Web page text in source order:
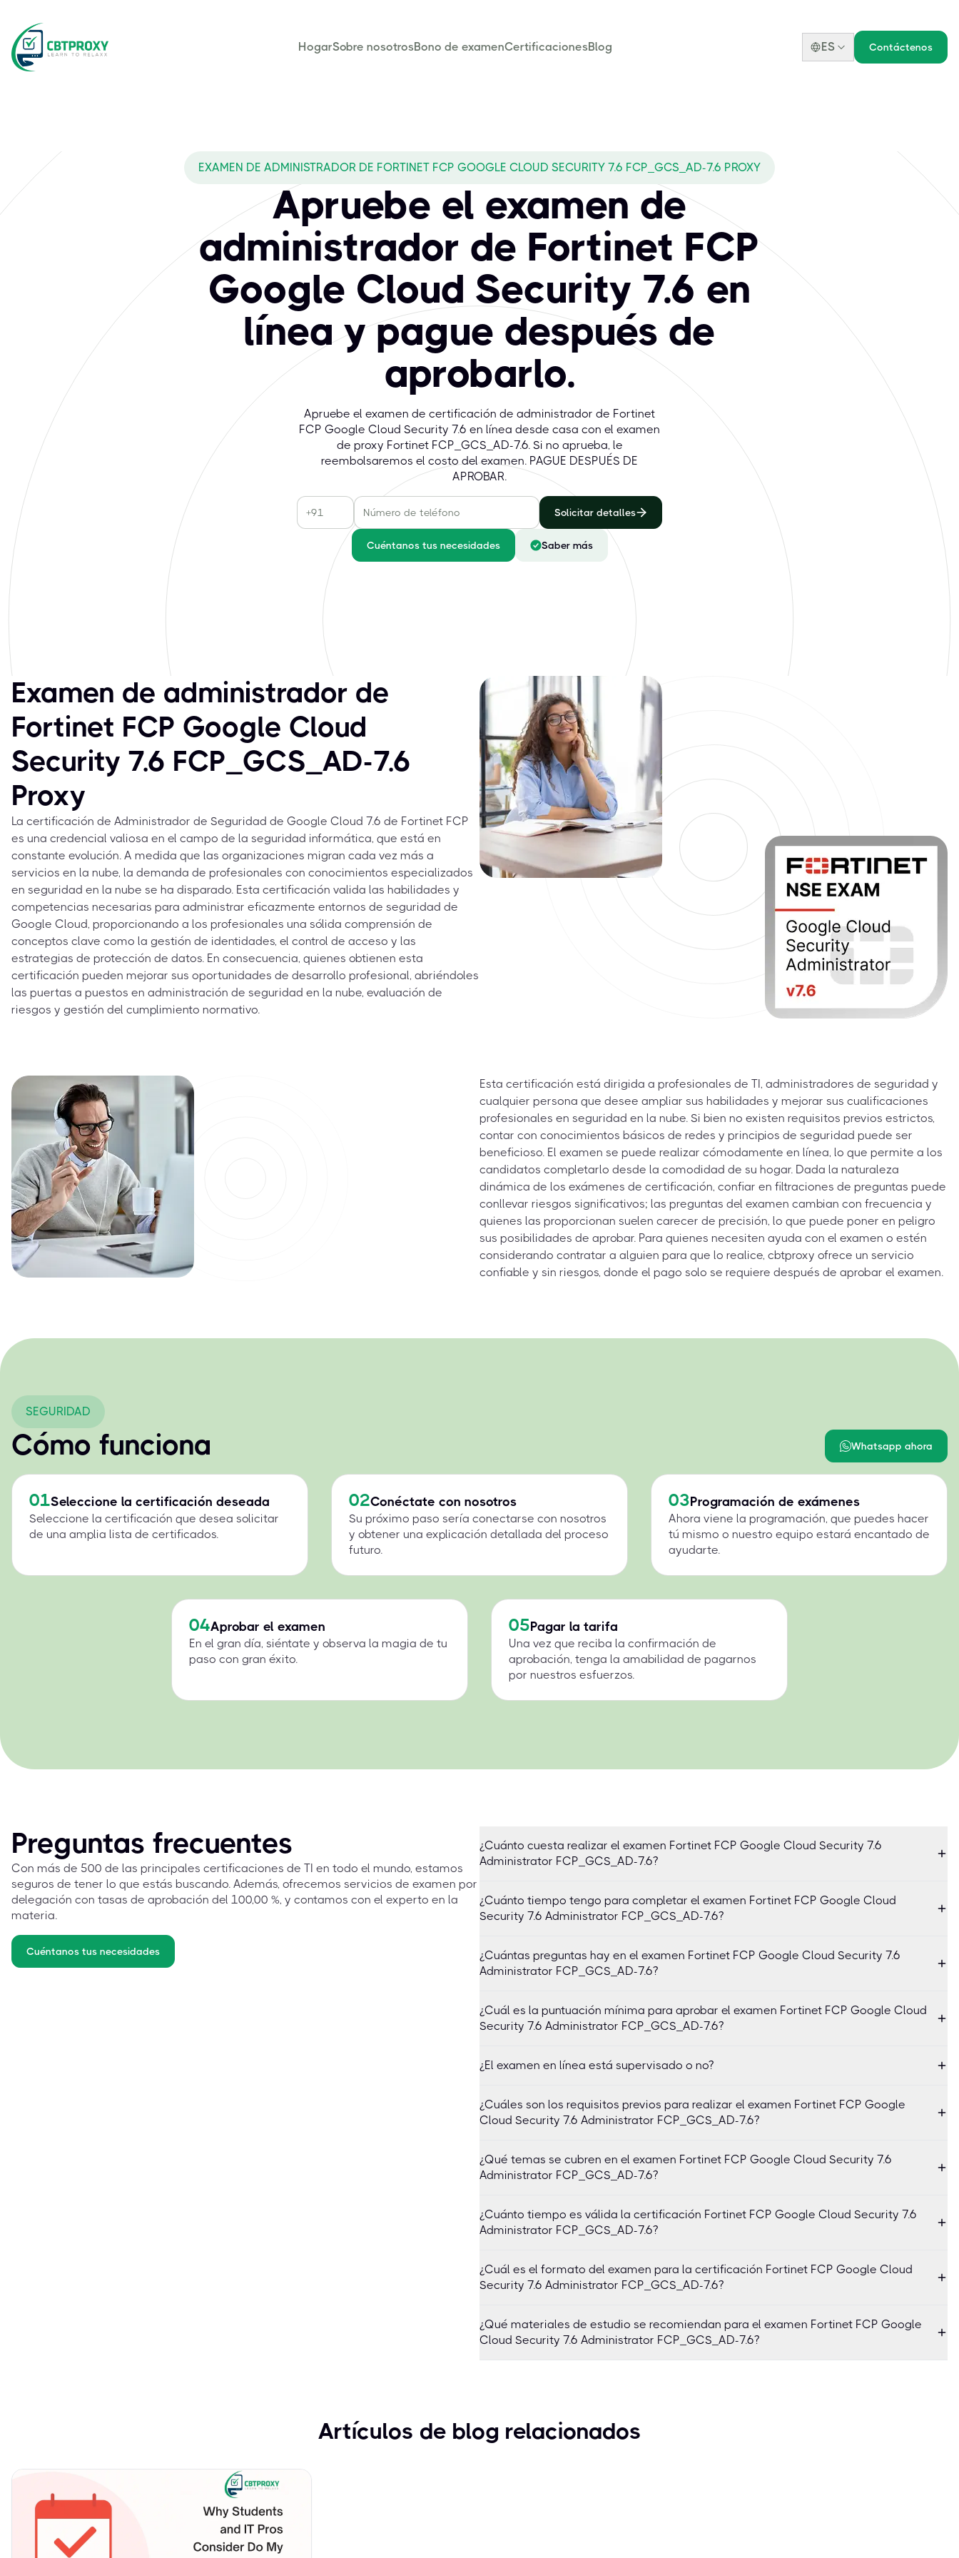
HogarSobre nosotrosBono de examenCertificacionesBlog ES Contáctenos
EXAMEN DE ADMINISTRADOR DE FORTINET FCP GOOGLE CLOUD SECURITY 7.6 FCP_GCS_AD-7.6 PROXY
Apruebe el examen de
administrador de Fortinet FCP
Google Cloud Security 7.6 en
línea y pague después de
aprobarlo.
Apruebe el examen de certificación de administrador de Fortinet
FCP Google Cloud Security 7.6 en línea desde casa con el examen
de proxy Fortinet FCP_GCS_AD-7.6. Si no aprueba, le
reembolsaremos el costo del examen. PAGUE DESPUÉS DE
APROBAR.
Solicitar detalles
Cuéntanos tus necesidades Saber más
Examen de administrador de
Fortinet FCP Google Cloud
Security 7.6 FCP_GCS_AD-7.6
Proxy
La certificación de Administrador de Seguridad de Google Cloud 7.6 de Fortinet FCP
es una credencial valiosa en el campo de la seguridad informática, que está en
constante evolución. A medida que las organizaciones migran cada vez más a
servicios en la nube, la demanda de profesionales con conocimientos especializados
en seguridad en la nube se ha disparado. Esta certificación valida las habilidades y
competencias necesarias para administrar eficazmente entornos de seguridad de
Google Cloud, proporcionando a los profesionales una sólida comprensión de
conceptos clave como la gestión de identidades, el control de acceso y las
estrategias de protección de datos. En consecuencia, quienes obtienen esta
certificación pueden mejorar sus oportunidades de desarrollo profesional, abriéndoles
las puertas a puestos en administración de seguridad en la nube, evaluación de
riesgos y gestión del cumplimiento normativo.
Esta certificación está dirigida a profesionales de TI, administradores de seguridad y
cualquier persona que desee ampliar sus habilidades y mejorar sus cualificaciones
profesionales en seguridad en la nube. Si bien no existen requisitos previos estrictos,
contar con conocimientos básicos de redes y principios de seguridad puede ser
beneficioso. El examen se puede realizar cómodamente en línea, lo que permite a los
candidatos completarlo desde la comodidad de su hogar. Dada la naturaleza
dinámica de los exámenes de certificación, confiar en filtraciones de preguntas puede
conllevar riesgos significativos; las preguntas del examen cambian con frecuencia y
quienes las proporcionan suelen carecer de precisión, lo que puede poner en peligro
sus posibilidades de aprobar. Para quienes necesiten ayuda con el examen o estén
considerando contratar a alguien para que lo realice, cbtproxy ofrece un servicio
confiable y sin riesgos, donde el pago solo se requiere después de aprobar el examen.
SEGURIDAD
Cómo funciona Whatsapp ahora
01Seleccione la certificación deseada
Seleccione la certificación que desea solicitar
de una amplia lista de certificados.
02Conéctate con nosotros
Su próximo paso sería conectarse con nosotros
y obtener una explicación detallada del proceso
futuro.
03Programación de exámenes
Ahora viene la programación, que puedes hacer
tú mismo o nuestro equipo estará encantado de
ayudarte.
04Aprobar el examen
En el gran día, siéntate y observa la magia de tu
paso con gran éxito.
05Pagar la tarifa
Una vez que reciba la confirmación de
aprobación, tenga la amabilidad de pagarnos
por nuestros esfuerzos.
Preguntas frecuentes
Con más de 500 de las principales certificaciones de TI en todo el mundo, estamos
seguros de tener lo que estás buscando. Además, ofrecemos servicios de examen por
delegación con tasas de aprobación del 100,00 %, y contamos con el experto en la
materia.
Cuéntanos tus necesidades
¿Cuánto cuesta realizar el examen Fortinet FCP Google Cloud Security 7.6
Administrator FCP_GCS_AD-7.6?
¿Cuánto tiempo tengo para completar el examen Fortinet FCP Google Cloud
Security 7.6 Administrator FCP_GCS_AD-7.6?
¿Cuántas preguntas hay en el examen Fortinet FCP Google Cloud Security 7.6
Administrator FCP_GCS_AD-7.6?
¿Cuál es la puntuación mínima para aprobar el examen Fortinet FCP Google Cloud
Security 7.6 Administrator FCP_GCS_AD-7.6?
¿El examen en línea está supervisado o no?
¿Cuáles son los requisitos previos para realizar el examen Fortinet FCP Google
Cloud Security 7.6 Administrator FCP_GCS_AD-7.6?
¿Qué temas se cubren en el examen Fortinet FCP Google Cloud Security 7.6
Administrator FCP_GCS_AD-7.6?
¿Cuánto tiempo es válida la certificación Fortinet FCP Google Cloud Security 7.6
Administrator FCP_GCS_AD-7.6?
¿Cuál es el formato del examen para la certificación Fortinet FCP Google Cloud
Security 7.6 Administrator FCP_GCS_AD-7.6?
¿Qué materiales de estudio se recomiendan para el examen Fortinet FCP Google
Cloud Security 7.6 Administrator FCP_GCS_AD-7.6?
Artículos de blog relacionados